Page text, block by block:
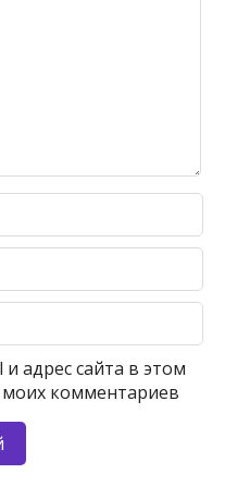
адрес сайта в этом
комментариев